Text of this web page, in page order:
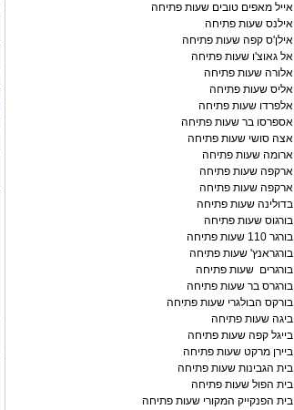
אייל מאפים טובים שעות פתיחה
אילנס שעות פתיחה
אילן'ס קפה שעות פתיחה
אל גאוצ'ו שעות פתיחה
אלורה שעות פתיחה
אליס שעות פתיחה
אלפרדו שעות פתיחה
אספרסו בר שעות פתיחה
אצה סושי שעות פתיחה
ארומה שעות פתיחה
ארקפה שעות פתיחה
ארקפה שעות פתיחה
בדולינה שעות פתיחה
בורגוס שעות פתיחה
בורגר 110 שעות פתיחה
בורגראנץ' שעות פתיחה
בורגרים שעות פתיחה
בורגרס בר שעות פתיחה
בורקס הבולגרי שעות פתיחה
ביגה שעות פתיחה
בייגל קפה שעות פתיחה
ביירן מרקט שעות פתיחה
בית הגבינות שעות פתיחה
בית הפול שעות פתיחה
בית הפנקייק המקורי שעות פתיחה